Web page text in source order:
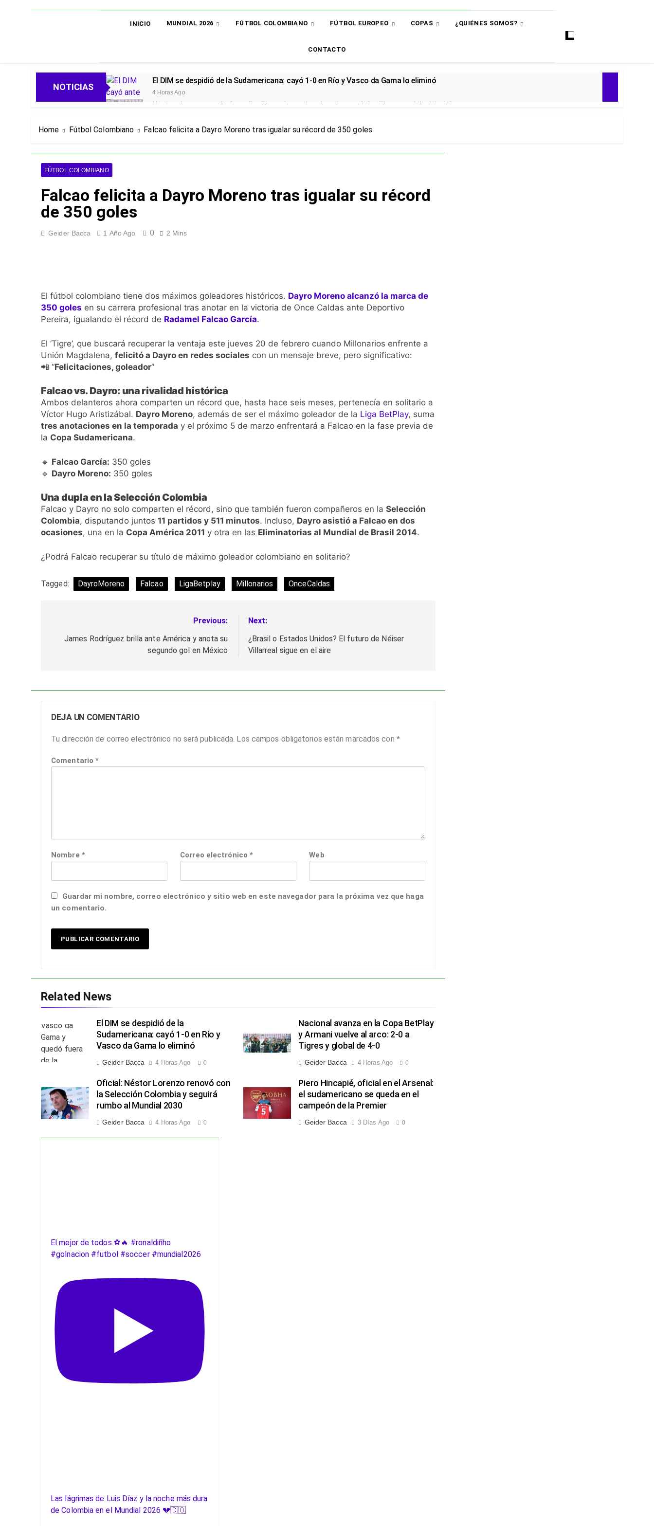
INICIO MUNDIAL 2026 FÚTBOL COLOMBIANO FÚTBOL EUROPEO COPAS ¿QUIÉNES SOMOS?
CONTACTO
NOTICIAS
El DIM se despidió de la Sudamericana: cayó 1-0 en Río y Vasco da Gama lo eliminó
4 Horas Ago
Nacional avanza en la Copa BetPlay y Armani vuelve al arco: 2-0 a Tigres y global de 4-0
Oficial: Néstor Lorenzo renovó con la Selección Colombia y seguirá rumbo al Mundial 2030
Piero Hincapié, oficial en el Arsenal: el sudamericano se queda en el campeón de la Premier
3 Días Ago
Goleadas y un líder sorpresa: así quedó la Liga BetPlay tras la fecha 2
4 Días Ago
Escándalo en Montería: el debut de Nacional se suspendió por disturbios cuando ganaba 3-0 a Jaguares
4 Días Ago
Home Fútbol Colombiano Falcao felicita a Dayro Moreno tras igualar su récord de 350 goles
FÚTBOL COLOMBIANO
Falcao felicita a Dayro Moreno tras igualar su récord
de 350 goles
Geider Bacca 1 Año Ago 0 2 Mins
El fútbol colombiano tiene dos máximos goleadores históricos. Dayro Moreno alcanzó la marca de
350 goles en su carrera profesional tras anotar en la victoria de Once Caldas ante Deportivo
Pereira, igualando el récord de Radamel Falcao García.
El ‘Tigre’, que buscará recuperar la ventaja este jueves 20 de febrero cuando Millonarios enfrente a
Unión Magdalena, felicitó a Dayro en redes sociales con un mensaje breve, pero significativo:
📲 “Felicitaciones, goleador”
Falcao vs. Dayro: una rivalidad histórica
Ambos delanteros ahora comparten un récord que, hasta hace seis meses, pertenecía en solitario a
Víctor Hugo Aristizábal. Dayro Moreno, además de ser el máximo goleador de la Liga BetPlay, suma
tres anotaciones en la temporada y el próximo 5 de marzo enfrentará a Falcao en la fase previa de
la Copa Sudamericana.
🔹 Falcao García: 350 goles
🔹 Dayro Moreno: 350 goles
Una dupla en la Selección Colombia
Falcao y Dayro no solo comparten el récord, sino que también fueron compañeros en la Selección
Colombia, disputando juntos 11 partidos y 511 minutos. Incluso, Dayro asistió a Falcao en dos
ocasiones, una en la Copa América 2011 y otra en las Eliminatorias al Mundial de Brasil 2014.
¿Podrá Falcao recuperar su título de máximo goleador colombiano en solitario?
Tagged: DayroMoreno Falcao LigaBetplay Millonarios OnceCaldas
Previous:
James Rodríguez brilla ante América y anota su
segundo gol en México
Next:
¿Brasil o Estados Unidos? El futuro de Néiser
Villarreal sigue en el aire
DEJA UN COMENTARIO
Tu dirección de correo electrónico no será publicada. Los campos obligatorios están marcados con *
Comentario*
Nombre * Correo electrónico* Web
Guardar mi nombre, correo electrónico y sitio web en este navegador para la próxima vez que haga
un comentario.
Related News
El DIM se despidió de la
Sudamericana: cayó 1-0 en Río y
Vasco da Gama lo eliminó
Geider Bacca 4 Horas Ago 0
Nacional avanza en la Copa BetPlay
y Armani vuelve al arco: 2-0 a
Tigres y global de 4-0
Geider Bacca 4 Horas Ago 0
Oficial: Néstor Lorenzo renovó con
la Selección Colombia y seguirá
rumbo al Mundial 2030
Geider Bacca 4 Horas Ago 0
Piero Hincapié, oficial en el Arsenal:
el sudamericano se queda en el
campeón de la Premier
Geider Bacca 3 Días Ago 0
El mejor de todos ⚽️🔥 #ronaldiñho
#golnacion #futbol #soccer #mundial2026
Las lágrimas de Luis Díaz y la noche más dura
de Colombia en el Mundial 2026 💔🇨🇴